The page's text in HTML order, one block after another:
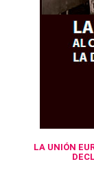
LA UNIÓN